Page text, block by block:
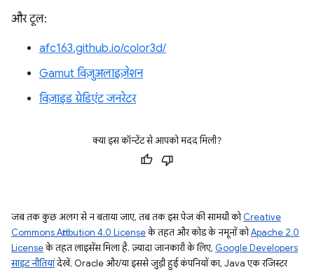
और टूल:
afc163.github.io/color3d/
Gamut विज़ुअलाइज़ेशन
विज़ाइड ग्रेडिएंट जनरेटर
क्या इस कॉन्टेंट से आपको मदद मिली?
जब तक कुछ अलग से न बताया जाए, तब तक इस पेज की सामग्री कोCreative
Commons Attribution 4.0 Licenseके तहत और कोड के नमूनों कोApache 2.0
Licenseके तहत लाइसेंस मिला है. ज़्यादा जानकारी के लिए, Google Developers
साइट नीतियांदेखें. Oracle और/या इससे जुड़ी हुई कंपनियों का, Java एक रजिस्टर